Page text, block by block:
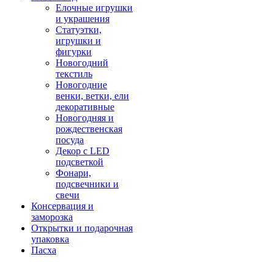
Елочные игрушки
и украшения
Статуэтки,
игрушки и
фигурки
Новогодний
текстиль
Новогодние
венки, ветки, ели
декоративные
Новогодняя и
рождественская
посуда
Декор с LED
подсветкой
Фонари,
подсвечники и
свечи
Консервация и
заморозка
Открытки и подарочная
упаковка
Пасха